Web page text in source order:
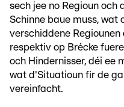
sech jee no Regioun och
Schinne baue muss, wat
verschiddene
respektiv op Brécke
och Hindernisser, déi ee
wat d'Situatioun fir de
vereinfacht.